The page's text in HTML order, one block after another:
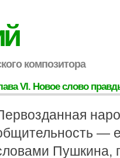
композитора
VI. Новое слово
—
Пушкина,